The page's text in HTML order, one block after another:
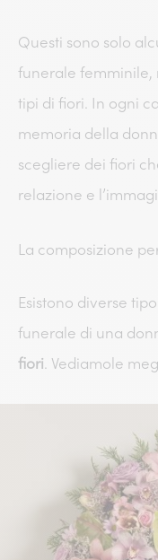
Questi sono solo
funerale femminile,
tipi di fiori. In ogni
memoria della
scegliere dei fiori
relazione e
La composizione
Esistono diverse
funerale di una
fiori. Vediamole